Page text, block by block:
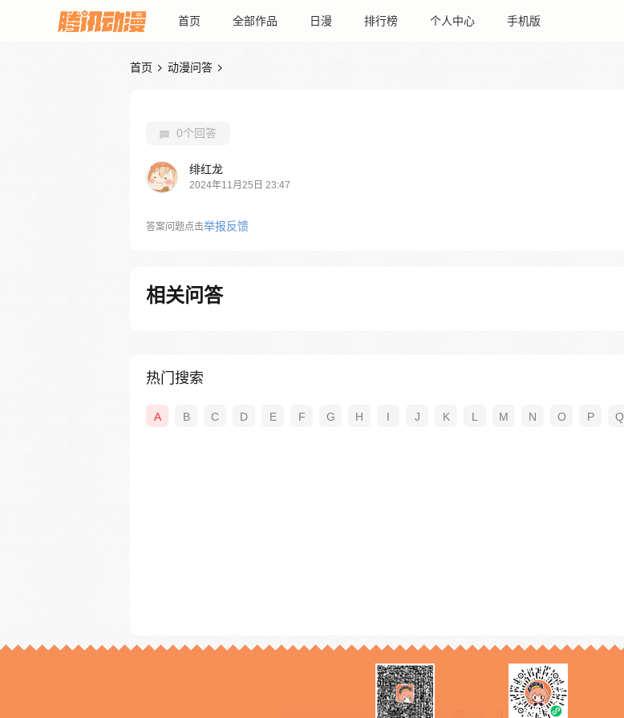
首页 全部作品 日漫 排行榜 个人中心 手机版
首页  动漫问答 
0个回答
绯红龙
2024年11月25日 23:47
答案问题点击举报反馈
相关问答
热门搜索
A B C D E F G H I J K L M N O P Q